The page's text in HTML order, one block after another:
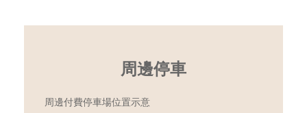
周邊停車
周邊付費停車場位置示意